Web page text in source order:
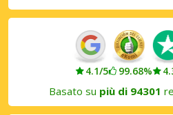
4.1/5 99.68%
Basato su più di 94301